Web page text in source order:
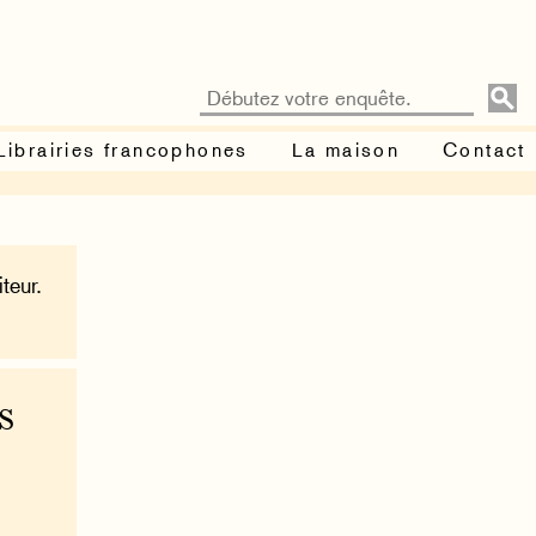
francophones La maison Contact